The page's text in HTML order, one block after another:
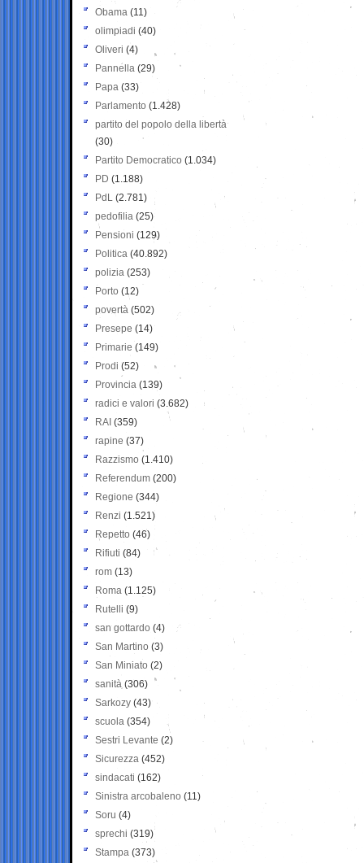
Obama (11)
olimpiadi (40)
Oliveri (4)
Pannella (29)
Papa (33)
Parlamento (1.428)
partito del popolo della libertà
(30)
Partito Democratico (1.034)
PD (1.188)
PdL (2.781)
pedofilia (25)
Pensioni (129)
Politica (40.892)
polizia (253)
Porto (12)
povertà (502)
Presepe (14)
Primarie (149)
Prodi (52)
Provincia (139)
radici e valori (3.682)
RAI (359)
rapine (37)
Razzismo (1.410)
Referendum (200)
Regione (344)
Renzi (1.521)
Repetto (46)
Rifiuti (84)
rom (13)
Roma (1.125)
Rutelli (9)
san gottardo (4)
San Martino (3)
San Miniato (2)
sanità (306)
Sarkozy (43)
scuola (354)
Sestri Levante (2)
Sicurezza (452)
sindacati (162)
Sinistra arcobaleno (11)
Soru (4)
sprechi (319)
Stampa (373)